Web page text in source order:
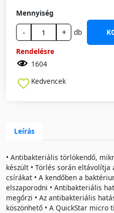
Mennyiség
- + db
Rendelésre
1604
Kedvencek
Leírás
• Antibakteriális törlökendő,
készült • Törlés során
csírákat • A kendőben a
elszaporodni • Antibakteriális
megőrzi • Az antibakteriális
köszönhető • A QuickStar